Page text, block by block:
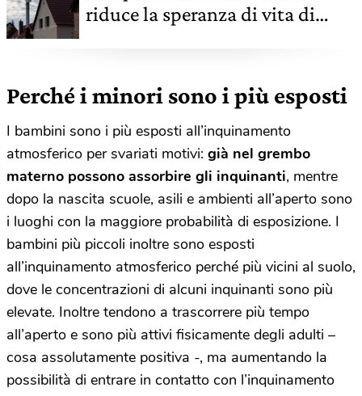
riduce la speranza di vita di
Perché i minori sono i più esposti
I bambini sono i più esposti all’inquinamento
atmosferico per svariati motivi: già nel grembo
materno possono assorbire gli inquinanti, mentre
dopo la nascita scuole, asili e ambienti all’aperto sono
i luoghi con la maggiore probabilità di esposizione. I
bambini più piccoli inoltre sono esposti
all’inquinamento atmosferico perché più vicini al suolo,
dove le concentrazioni di alcuni inquinanti sono più
elevate. Inoltre tendono a trascorrere più tempo
all’aperto e sono più attivi fisicamente degli adulti –
cosa assolutamente positiva -, ma aumentando la
possibilità di entrare in contatto con l’inquinamento